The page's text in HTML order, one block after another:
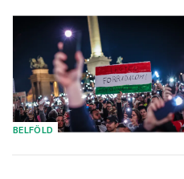
BELFÖLD